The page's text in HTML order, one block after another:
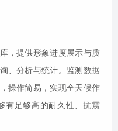
，提供形象进度展示与质
、分析与统计。监测数据
操作简易，实现全天候作
有足够高的耐久性、抗震